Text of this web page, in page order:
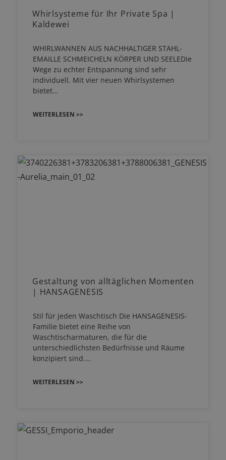
Whirlsysteme für Ihr Private Spa |
Kaldewei
WHIRLWANNEN AUS NACHHALTIGER STAHL-
EMAILLE SCHMEICHELN KÖRPER UND SEELEDie
Wege zu echter Entspannung sind sehr
individuell. Mit vier neuen Whirlsystemen
bietet…
WEITERLESEN >>
Gestaltung von alltäglichen Momenten
| HANSAGENESIS
Stil für jeden Waschtisch Die HANSAGENESIS-
Familie bietet eine Reihe von
Waschtischarmaturen, die für die
unterschiedlichsten Bedürfnisse und Räume
konzipiert sind.…
WEITERLESEN >>